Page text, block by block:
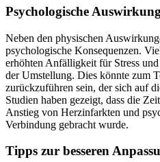
Psychologische
Neben den physischen
psychologische Konsequenzen.
erhöhten Anfälligkeit für Stress
der Umstellung. Dies könnte zum
zurückzuführen sein, der sich auf
Studien haben gezeigt, dass die
Anstieg von Herzinfarkten und
Verbindung gebracht wurde.
Tipps zur besseren